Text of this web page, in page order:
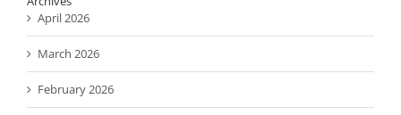
April 2026
March 2026
February 2026